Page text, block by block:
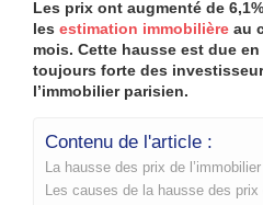
Les prix ont augmenté de
les estimation immobilière au
mois. Cette hausse est due
toujours forte des
l’immobilier parisien.
Contenu de l'article :
La hausse des prix de
Les causes de la hausse des prix